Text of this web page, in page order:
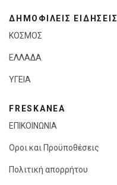
ΔΗΜΟΦΙΛΕΙΣ ΕΙΔΗΣΕΙΣ
ΚΟΣΜΟΣ
ΕΛΛΑΔΑ
ΥΓΕΙΑ
FRESKANEA
ΕΠΙΚΟΙΝΩΝΙΑ
Οροι και Προϋποθέσεις
Πολιτική απορρήτου